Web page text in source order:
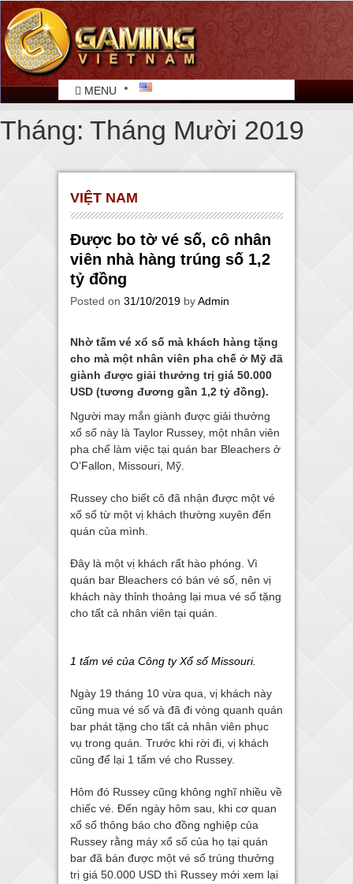
MENU
Tháng: Tháng Mười 2019
VIỆT NAM
Được bo tờ vé số, cô nhân
viên nhà hàng trúng số 1,2
tỷ đồng
Posted on 31/10/2019 byAdmin
Nhờ tấm vé xổ số mà khách hàng tặng
cho mà một nhân viên pha chế ở Mỹ đã
giành được giải thưởng trị giá 50.000
USD (tương đương gần 1,2 tỷ đồng).
Người may mắn giành được giải thưởng
xổ số này là Taylor Russey, một nhân viên
pha chế làm việc tại quán bar Bleachers ở
O’Fallon, Missouri, Mỹ.
Russey cho biết cô đã nhận được một vé
xổ số từ một vị khách thường xuyên đến
quán của mình.
Đây là một vị khách rất hào phóng. Vì
quán bar Bleachers có bán vé số, nên vị
khách này thỉnh thoảng lại mua vé số tặng
cho tất cả nhân viên tại quán.
1 tấm vé của Công ty Xổ số Missouri.
Ngày 19 tháng 10 vừa qua, vị khách này
cũng mua vé số và đã đi vòng quanh quán
bar phát tặng cho tất cả nhân viên phục
vụ trong quán. Trước khi rời đi, vị khách
cũng để lại 1 tấm vé cho Russey.
Hôm đó Russey cũng không nghĩ nhiều về
chiếc vé. Đến ngày hôm sau, khi cơ quan
xổ số thông báo cho đồng nghiệp của
Russey rằng máy xổ số của họ tại quán
bar đã bán được một vé số trúng thưởng
trị giá 50.000 USD thì Russey mới xem lại